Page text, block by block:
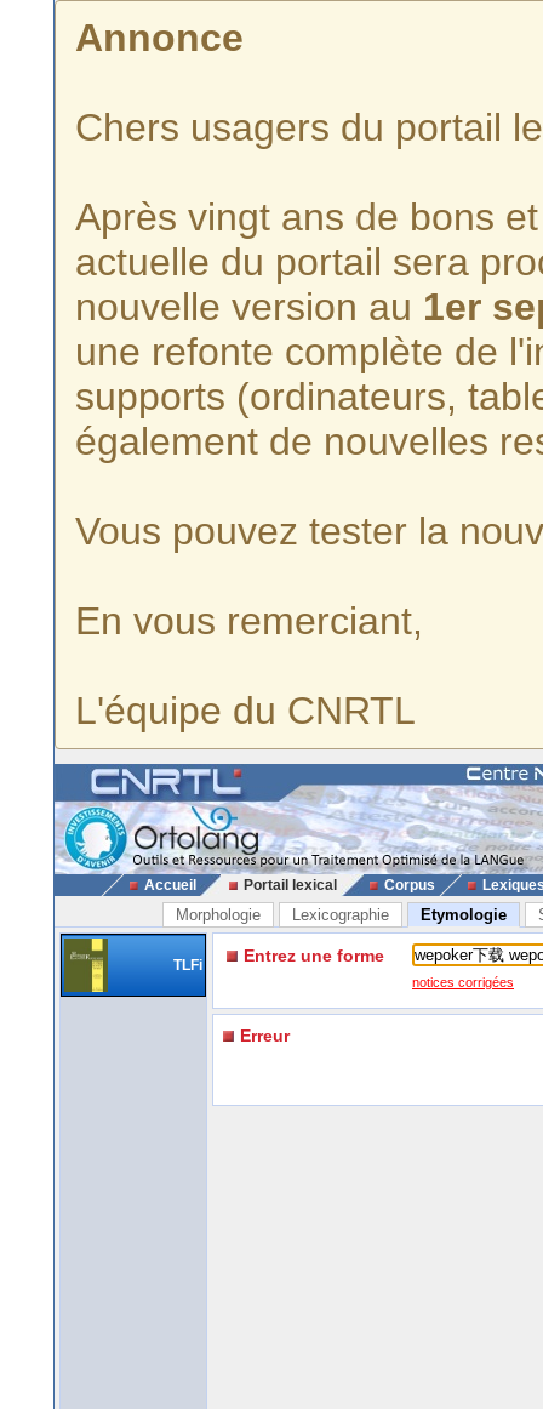
Annonce
Chers usagers du portail
Après vingt ans de bons
actuelle du portail sera
nouvelle version au 1er
une refonte complète de
supports (ordinateurs,
également de nouvelles
Vous pouvez tester la
En vous remerciant,
L'équipe du CNRTL
Accueil Portail lexical Corpus
Morphologie Lexicographie Etymologie
TLFi Entrez une forme
notices corrigées
Erreur